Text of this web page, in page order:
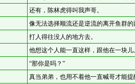
还有，陈林虎得叫我声哥。
像无法选择顺流还是逆流的离开鱼群的
打人得往没人的地方去。
他想这个人能一直这样，跟他在一块儿
“那你是吗？”
真当弟弟，也用不着他一直喊哥才能提